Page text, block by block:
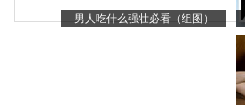
男人吃什么强壮必看（组图）